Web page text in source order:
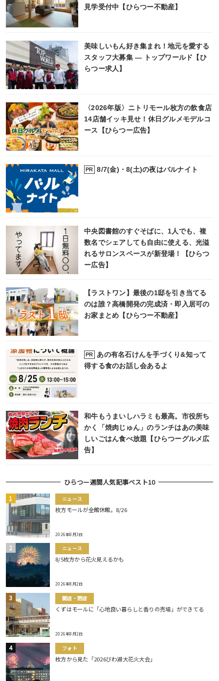
見学受付中【ひらつー不動産】
美味しいもん好き集まれ！地元を愛する
スタッフ大募集 ― トップワールド【ひ
らつー求人】
〈2026年版〉ニトリモール枚方の飲食店
14店舗イッキ見せ！休日グルメモデルコ
ース【ひらつー広告】
PR 8/7(金)・8(土)の夜はバルナイト
中央図書館のすぐそばに、1人でも、複
数名でシェアしても自由に使える、光溢
れるサロンスペースが新登場！【ひらつ
ー広告】
【ラストワン】最後の1邸を引き当てる
のは誰？高橋開発の完成済・即入居可の
お家まとめ【ひらつー不動産】
PR
あの有名石けんを手づくり&知って
得する食のお話し会あるよ
和牛もうまいしハラミも最高。市役所ち
かく「焼肉じゅん」のランチはあの美味
しいごはん食べ放題【ひらつーグルメ広
告】
ひらつー週間人気記事ベスト10
ニュース
枚方モールが全館休館。8/26
2026年8月3日
ニュース
8/5枚方から花火見えるかも
2026年8月2日
開店・閉店
くずはモールに「心地良い暮らしと香りの売場」ができてる
2026年8月2日
フォト
枚方から見た「2026びわ湖大花火大会」